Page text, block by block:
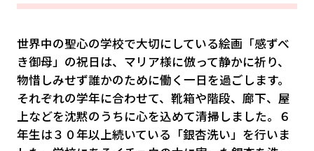
世界中の聖心の学校で大切にしている絵画「感ずべ
き御母」の祝日は、マリア様に倣って静かに祈り、
物惜しみせず誰かのために働く一日を過ごします。
それぞれの学年に合わせて、靴箱や階段、廊下、屋
上などを沈黙のうちに心を込めて清掃しました。６
年生は３０年以上続いている「銀杏洗い」を行いま